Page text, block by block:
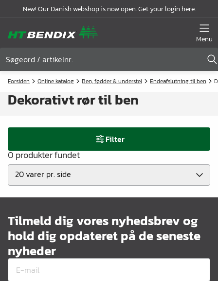
New! Our Danish webshop is now open. Get your login here.
Menu
Forsiden Online katalog Ben, fødder & understel Endeafslutning til ben
Dekorativt rør til ben
Filter
0 produkter fundet
Tilmeld dig vores nyhedsbrev og
hold dig opdateret på de seneste
nyheder